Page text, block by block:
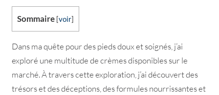
Sommaire [voir]
Dans ma quête pour des pieds doux et soignés, j’ai
exploré une multitude de crèmes disponibles sur le
marché. À travers cette exploration, j’ai découvert des
trésors et des déceptions, des formules nourrissantes et